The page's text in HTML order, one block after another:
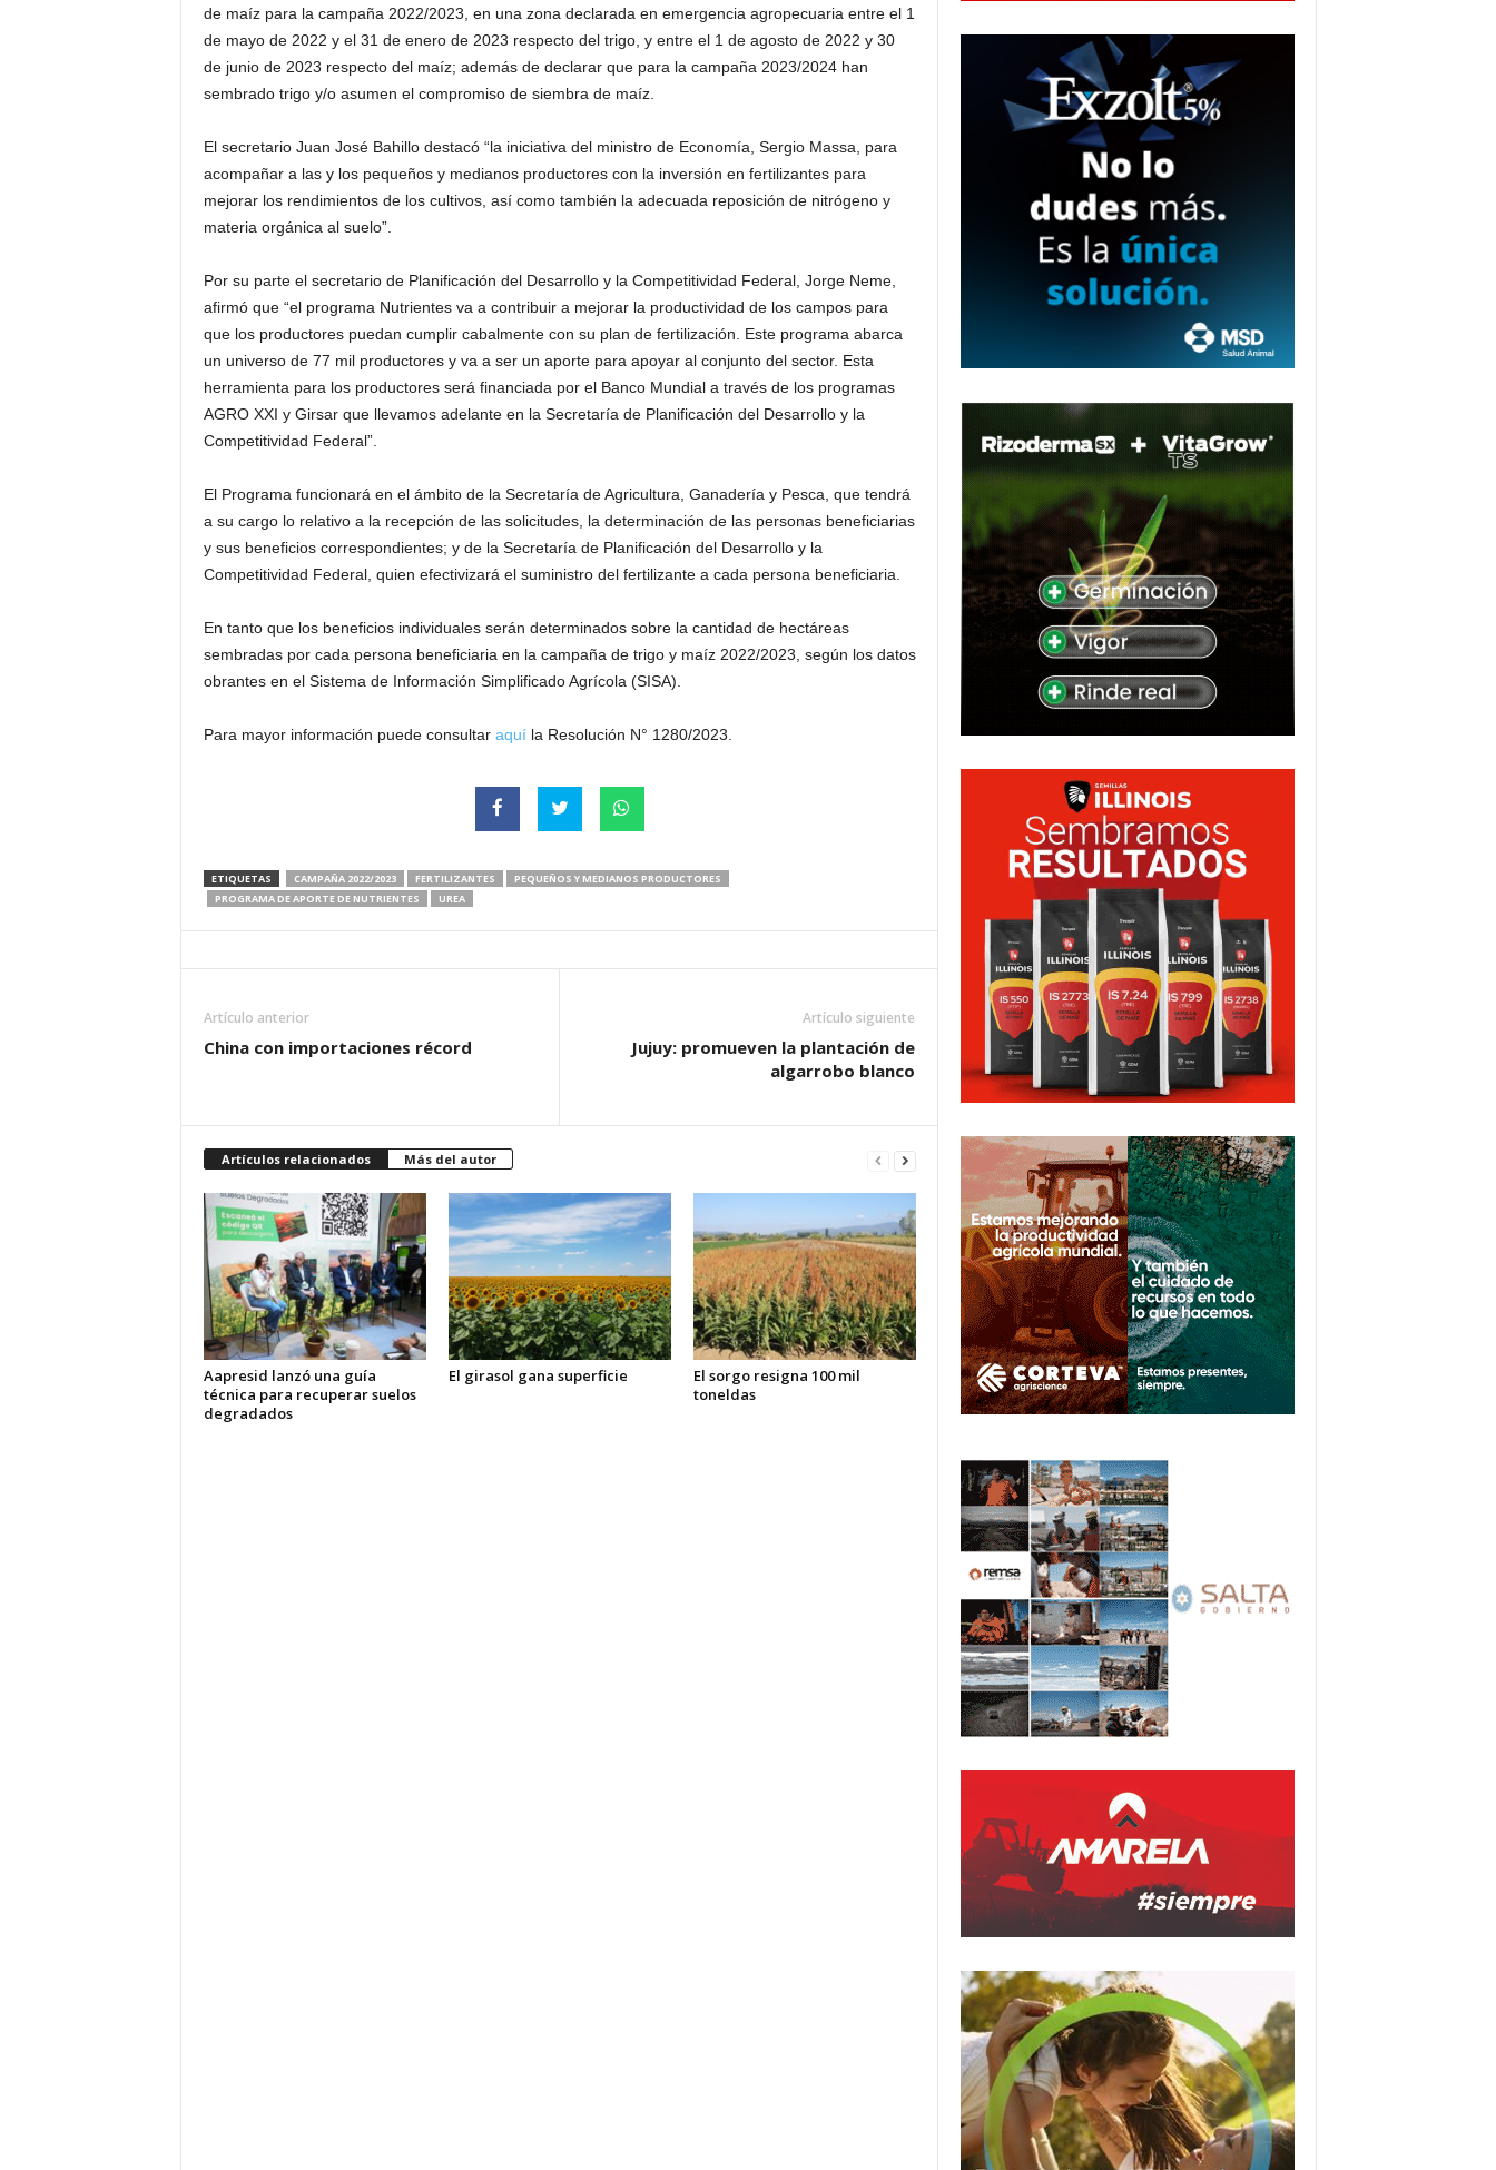
de maíz para la campaña 2022/2023, en una zona declarada en emergencia agropecuaria entre el 1
de mayo de 2022 y el 31 de enero de 2023 respecto del trigo, y entre el 1 de agosto de 2022 y 30
de junio de 2023 respecto del maíz; además de declarar que para la campaña 2023/2024 han
sembrado trigo y/o asumen el compromiso de siembra de maíz.
El secretario Juan José Bahillo destacó “la iniciativa del ministro de Economía, Sergio Massa, para
acompañar a las y los pequeños y medianos productores con la inversión en fertilizantes para
mejorar los rendimientos de los cultivos, así como también la adecuada reposición de nitrógeno y
materia orgánica al suelo”.
Por su parte el secretario de Planificación del Desarrollo y la Competitividad Federal, Jorge Neme,
afirmó que “el programa Nutrientes va a contribuir a mejorar la productividad de los campos para
que los productores puedan cumplir cabalmente con su plan de fertilización. Este programa abarca
un universo de 77 mil productores y va a ser un aporte para apoyar al conjunto del sector. Esta
herramienta para los productores será financiada por el Banco Mundial a través de los programas
AGRO XXI y Girsar que llevamos adelante en la Secretaría de Planificación del Desarrollo y la
Competitividad Federal”.
El Programa funcionará en el ámbito de la Secretaría de Agricultura, Ganadería y Pesca, que tendrá
a su cargo lo relativo a la recepción de las solicitudes, la determinación de las personas beneficiarias
y sus beneficios correspondientes; y de la Secretaría de Planificación del Desarrollo y la
Competitividad Federal, quien efectivizará el suministro del fertilizante a cada persona beneficiaria.
En tanto que los beneficios individuales serán determinados sobre la cantidad de hectáreas
sembradas por cada persona beneficiaria en la campaña de trigo y maíz 2022/2023, según los datos
obrantes en el Sistema de Información Simplificado Agrícola (SISA).
Para mayor información puede consultar aquíla Resolución N° 1280/2023.
ETIQUETAS CAMPAÑA 2022/2023 FERTILIZANTES
PEQUEÑOS Y MEDIANOS PRODUCTORES
PROGRAMA DE APORTE DE NUTRIENTES
UREA
Artículo anterior
China con importaciones récord
Artículo siguiente
Jujuy: promueven la plantación de
algarrobo blanco
Artículos relacionados Más del autor
Aapresid lanzó una guía
técnica para recuperar suelos
degradados
El girasol gana superficie
El sorgo resigna 100 mil
toneldas